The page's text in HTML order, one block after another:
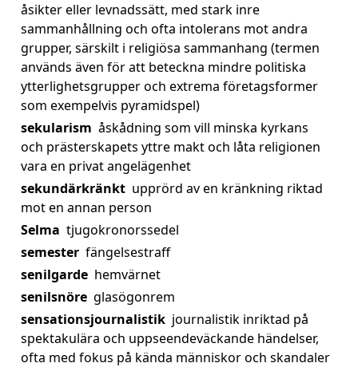
åsikter eller levnadssätt, med stark inre
sammanhållning och ofta intolerans mot andra
grupper, särskilt i religiösa sammanhang (termen
används även för att beteckna mindre politiska
ytterlighetsgrupper och extrema företagsformer
som exempelvis pyramidspel)
sekularism åskådning som vill minska kyrkans
och prästerskapets yttre makt och låta religionen
vara en privat angelägenhet
sekundärkränkt upprörd av en kränkning riktad
mot en annan person
Selma tjugokronorssedel
semester fängelsestraff
senilgarde hemvärnet
senilsnöre glasögonrem
sensationsjournalistik journalistik inriktad på
spektakulära och uppseendeväckande händelser,
ofta med fokus på kända människor och skandaler